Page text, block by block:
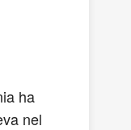
ha
nel